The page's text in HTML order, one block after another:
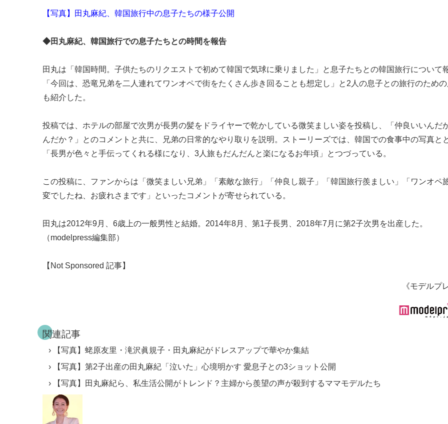
【写真】田丸麻紀、韓国旅行中の息子たちの様子公開
◆田丸麻紀、韓国旅行での息子たちとの時間を報告
田丸は「韓国時間。子供たちのリクエストで初めて韓国で気球に乗りました」と息子たちとの韓国旅行について
「今回は、恐竜兄弟を二人連れてワンオペで街をたくさん歩き回ることも想定し」と2人の息子との旅行のため
も紹介した。
投稿では、ホテルの部屋で次男が長男の髪をドライヤーで乾かしている微笑ましい姿を投稿し、「仲良いいんだ
んだか？」とのコメントと共に、兄弟の日常的なやり取りを説明。ストーリーズでは、韓国での食事中の写真と
「長男が色々と手伝ってくれる様になり、3人旅もだんだんと楽になるお年頃」とつづっている。
この投稿に、ファンからは「微笑ましい兄弟」「素敵な旅行」「仲良し親子」「韓国旅行羨ましい」「ワンオペ
変でしたね、お疲れさまです」といったコメントが寄せられている。
田丸は2012年9月、6歳上の一般男性と結婚。2014年8月、第1子長男、2018年7月に第2子次男を出産した。
（modelpress編集部）
【Not Sponsored 記事】
《モデルプ
関連記事
【写真】蛯原友里・滝沢眞規子・田丸麻紀がドレスアップで華やか集結
【写真】第2子出産の田丸麻紀「泣いた」心境明かす 愛息子との3ショット公開
【写真】田丸麻紀ら、私生活公開がトレンド？主婦から羨望の声が殺到するママモデルたち